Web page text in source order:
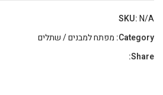
SKU:N/A
Category: מפתח למבנים / שתלים
Share: